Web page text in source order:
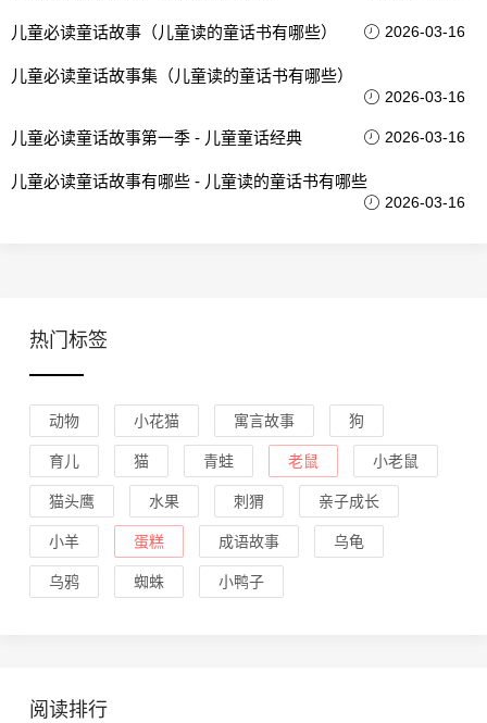
儿童必读童话故事（儿童读的童话书有哪些） 2026-03-16
儿童必读童话故事集（儿童读的童话书有哪些）
2026-03-16
儿童必读童话故事第一季 - 儿童童话经典 2026-03-16
儿童必读童话故事有哪些 - 儿童读的童话书有哪些
2026-03-16
热门标签
动物 小花猫 寓言故事 狗
育儿 猫 青蛙 老鼠 小老鼠
猫头鹰 水果 刺猬 亲子成长
小羊 蛋糕 成语故事 乌龟
乌鸦 蜘蛛 小鸭子
阅读排行